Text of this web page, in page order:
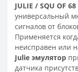
JULIE / SQU OF
универсальный
сигналов от
Применяется
неисправен или
Julie эмулятор
датчика